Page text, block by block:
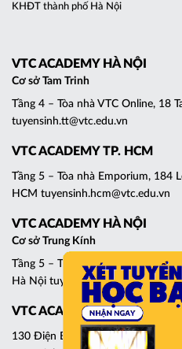
KHĐT thành phố Hà Nội
VTC ACADEMY HÀ NỘI
Cơ sở Tam Trinh
Tầng 4 – Tòa nhà VTC Online, 18
tuyensinh.tt@vtc.edu.vn
VTC ACADEMY TP. HCM
Tầng 5 – Tòa nhà Emporium, 184
HCM tuyensinh.hcm@vtc.edu.vn
VTC ACADEMY HÀ NỘI
Cơ sở Trung Kính
Tầng 5 – Tháp C, Tòa nhà Central
Hà Nội tuyensinh.cg@vtc.edu.vn
VTC ACADEMY ĐÀ NẴNG
130 Điện Biên Phủ, P. Thanh Khê,